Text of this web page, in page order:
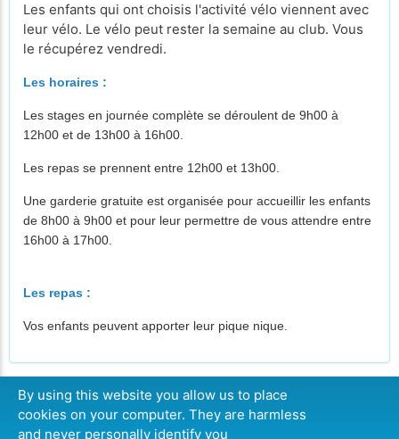
Les enfants qui ont choisis l'activité vélo viennent avec
leur vélo. Le vélo peut rester la semaine au club. Vous
le récupérez vendredi.
Les horaires :
Les stages en journée complète se déroulent de 9h00 à
12h00 et de 13h00 à 16h00.
Les repas se prennent entre 12h00 et 13h00.
Une garderie gratuite est organisée pour accueillir les enfants
de 8h00 à 9h00 et pour leur permettre de vous attendre entre
16h00 à 17h00.
Les repas :
Vos enfants peuvent apporter leur pique nique.
CONTINUE
By using this website you allow us to place
cookies on your computer. They are harmless
and never personally identify you